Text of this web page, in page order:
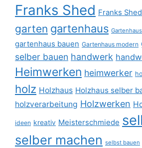
Franks Shed Franks
garten gartenhaus
gartenhaus bauen Gartenhaus modern
selber bauen handwerk
Heimwerken heimwerker
holz Holzhaus Holzhaus selber
holzverarbeitung Holzwerken
ideen kreativ Meisterschmiede
selber machen selbst bauen